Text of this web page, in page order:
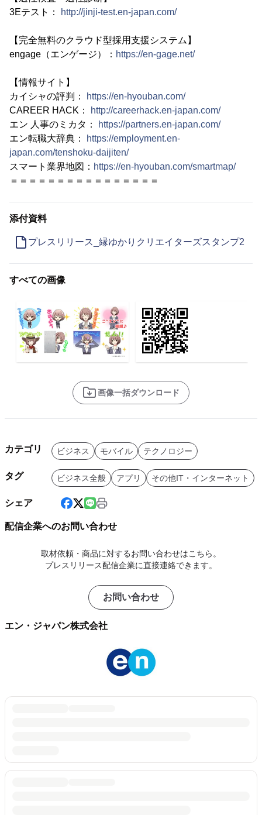
3Eテスト：
http://jinji-test.en-japan.com/
【完全無料のクラウド型採用支援システム】
engage（エンゲージ）： https://en-gage.net/
【情報サイト】
カイシャの評判：
https://en-hyouban.com/
CAREER HACK：
http://careerhack.en-japan.com/
エン 人事のミカタ：
https://partners.en-japan.com/
エン転職大辞典：
https://employment.en-
japan.com/tenshoku-daijiten/
スマート業界地図： https://en-hyouban.com/smartmap/
＝＝＝＝＝＝＝＝＝＝＝＝＝＝＝＝
添付資料
プレスリリース_縁ゆかりクリエイターズスタンプ2
すべての画像
画像一括ダウンロード
カテゴリ ビジネス モバイル テクノロジー
タグ ビジネス全般 アプリ その他IT・インターネット
シェア
配信企業へのお問い合わせ
取材依頼・商品に対するお問い合わせはこちら。
プレスリリース配信企業に直接連絡できます。
お問い合わせ
エン・ジャパン株式会社